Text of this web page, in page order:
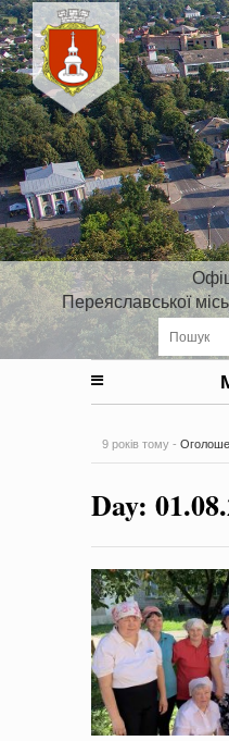
Переяславської
9 років тому -
на період 2018 – 2020
проектів
0 Коментарів
Day: